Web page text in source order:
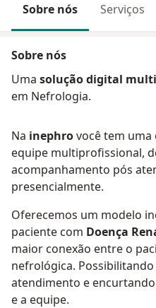
Sobre nós Serviços
Sobre nós
Uma solução digital
em Nefrologia.
Na inephrovocê tem uma
equipe multiprofissional,
acompanhamento pós
presencialmente.
Oferecemos um modelo
paciente com Doença
maior conexão entre o
nefrológica.
atendimento e
e a equipe.